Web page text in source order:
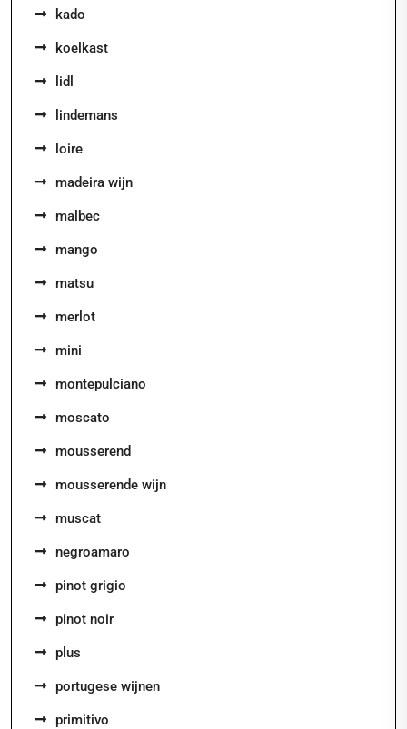
kado
koelkast
lidl
lindemans
loire
madeira wijn
malbec
mango
matsu
merlot
mini
montepulciano
moscato
mousserend
mousserende wijn
muscat
negroamaro
pinot grigio
pinot noir
plus
portugese wijnen
primitivo